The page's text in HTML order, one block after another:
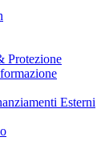
Protezione
Esterni